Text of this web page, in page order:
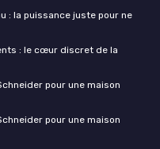
: la puissance juste pour ne
: le cœur discret de la
pour une maison
pour une maison